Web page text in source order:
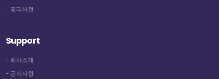
- 명리사전
Support
- 회사소개
- 공지사항